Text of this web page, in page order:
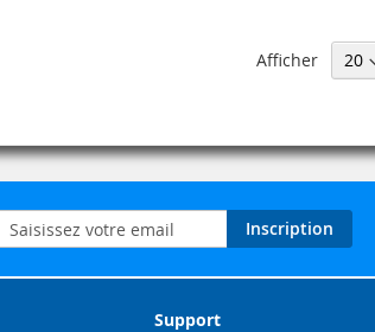
Afficher
Inscription
Support